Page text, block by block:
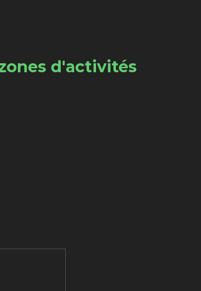
d'activités